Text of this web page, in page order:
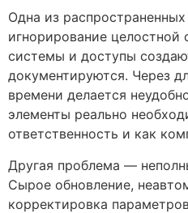
Одна из
игнорирование
системы и доступы
документируются. Через
времени делается
элементы реально
ответственность и как
Другая проблема —
Сырое обновление,
корректировка